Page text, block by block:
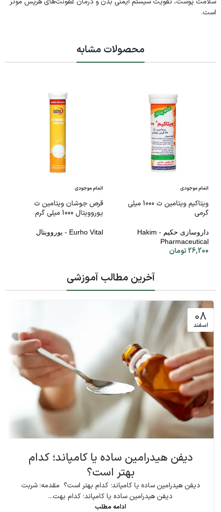
است.
محصولات مشابه
اتمام موجودی
ویتاکیم ویتامین ث 1000 میلی
گرمی
داروسازی حکیم - Hakim
Pharmaceutical
26,200تومان
اتمام موجودی
قرص جوشان ویتامین ث
یوروویتال 1000 میلی گرم
Eurho Vital - یوروویتال
آخرین مطالب آموزشی
08
اسفند
دیفن هیدرامین ساده یا کامپاند؛ کدام
بهتر است؟
دیفن هیدرامین ساده یا کامپاند؛ کدام بهتر است؟ مقدمه: شربت
دیفن هیدرامین ساده یا کامپاند؛ کدام بهت...
ادامه مطلب